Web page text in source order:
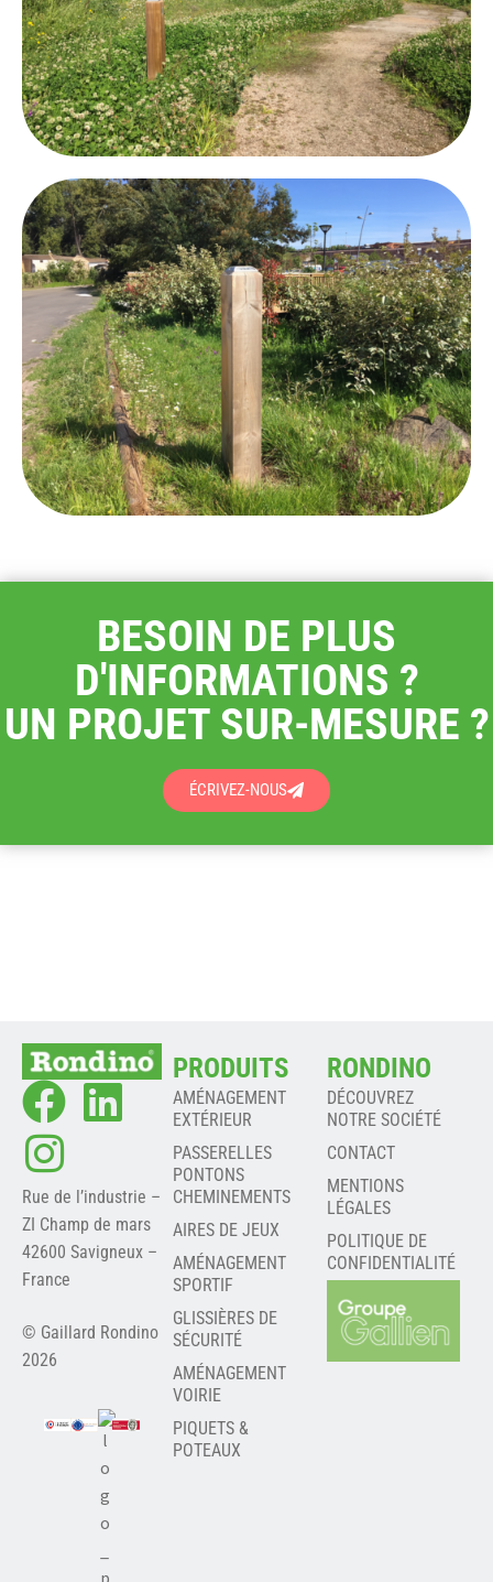
BESOIN DE PLUS
D'INFORMATIONS ?
UN PROJET SUR-MESURE ?
ÉCRIVEZ-NOUS
Rue de l’industrie –
ZI Champ de mars
42600 Savigneux –
France
© Gaillard Rondino
2026
PRODUITS
AMÉNAGEMENT
EXTÉRIEUR
PASSERELLES
PONTONS
CHEMINEMENTS
AIRES DE JEUX
AMÉNAGEMENT
SPORTIF
GLISSIÈRES DE
SÉCURITÉ
AMÉNAGEMENT
VOIRIE
PIQUETS &
POTEAUX
RONDINO
DÉCOUVREZ
NOTRE SOCIÉTÉ
CONTACT
MENTIONS
LÉGALES
POLITIQUE DE
CONFIDENTIALITÉ